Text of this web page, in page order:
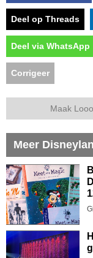
Deel op Threads
Deel via WhatsApp
Corrigeer
Maak
Meer